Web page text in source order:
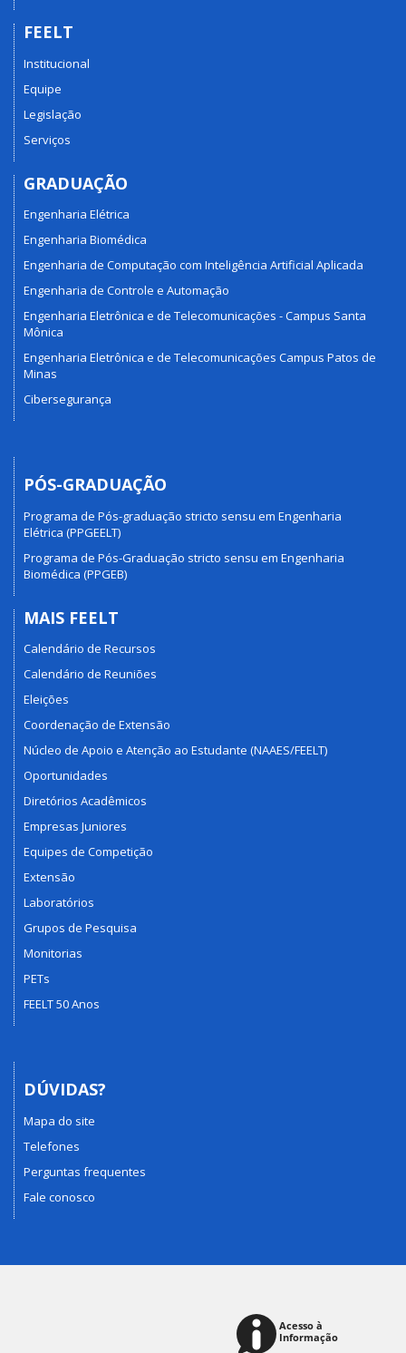
FEELT
Institucional
Equipe
Legislação
Serviços
GRADUAÇÃO
Engenharia Elétrica
Engenharia Biomédica
Engenharia de Computação com Inteligência Artificial Aplicada
Engenharia de Controle e Automação
Engenharia Eletrônica e de Telecomunicações - Campus Santa
Mônica
Engenharia Eletrônica e de Telecomunicações Campus Patos de
Minas
Cibersegurança
PÓS-GRADUAÇÃO
Programa de Pós-graduação stricto sensu em Engenharia
Elétrica (PPGEELT)
Programa de Pós-Graduação stricto sensu em Engenharia
Biomédica (PPGEB)
MAIS FEELT
Calendário de Recursos
Calendário de Reuniões
Eleições
Coordenação de Extensão
Núcleo de Apoio e Atenção ao Estudante (NAAES/FEELT)
Oportunidades
Diretórios Acadêmicos
Empresas Juniores
Equipes de Competição
Extensão
Laboratórios
Grupos de Pesquisa
Monitorias
PETs
FEELT 50 Anos
DÚVIDAS?
Mapa do site
Telefones
Perguntas frequentes
Fale conosco